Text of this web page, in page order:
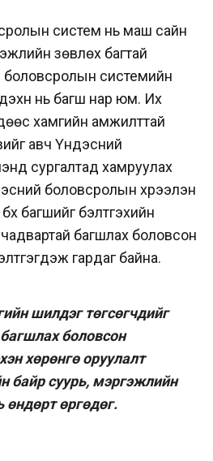
систем нь маш сайн
зөвлөх багтай
боловсролын системийн
нь багш нар юм. Их
хамгийн амжилттай
авч Үндэсний
сургалтад хамруулах
боловсролын хүрээлэн
багшийг бэлтгэхийн
багшлах боловсон
гардаг байна.
шилдэг төгсөгчдийг
боловсон
хөрөнгө оруулалт
байр суурь, мэргэжлийн
өндөрт өргөдөг.